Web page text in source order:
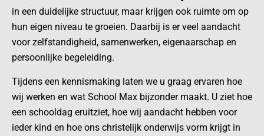
in een duidelijke structuur, maar krijgen ook ruimte om op
hun eigen niveau te groeien. Daarbij is er veel aandacht
voor zelfstandigheid, samenwerken, eigenaarschap en
persoonlijke begeleiding.
Tijdens een kennismaking laten we u graag ervaren hoe
wij werken en wat School Max bijzonder maakt. U ziet hoe
een schooldag eruitziet, hoe wij aandacht hebben voor
ieder kind en hoe ons christelijk onderwijs vorm krijgt in